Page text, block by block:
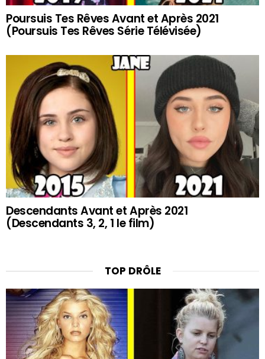
Poursuis Tes Rêves Avant et Après 2021
(Poursuis Tes Rêves Série Télévisée)
Descendants Avant et Après 2021
(Descendants 3, 2, 1 le film)
TOP DRÔLE